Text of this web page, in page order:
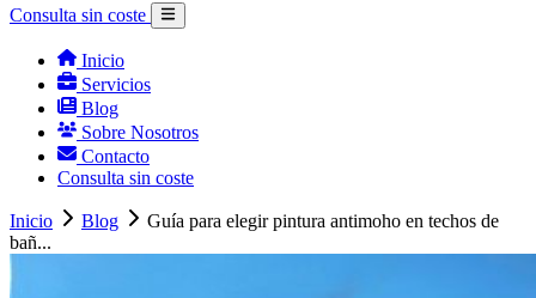
Consulta sin coste
Inicio
Servicios
Blog
Sobre Nosotros
Contacto
Consulta sin coste
Inicio Blog
Guía para elegir pintura antimoho en techos de
bañ...